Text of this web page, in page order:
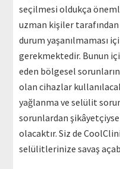
seçilmesi oldukça
uzman kişiler
durum yaşanılmaması
gerekmektedir. Bunun
eden bölgesel
olan cihazlar
yağlanma ve selülit
sorunlardan
olacaktır. Siz de
selülitlerinize savaş